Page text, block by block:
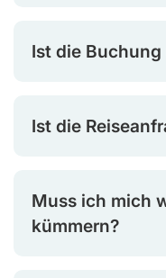
Ist die
Ist die
Muss ich mich
kümmern?